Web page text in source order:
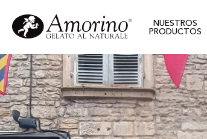
NUESTROS
PRODUCTOS